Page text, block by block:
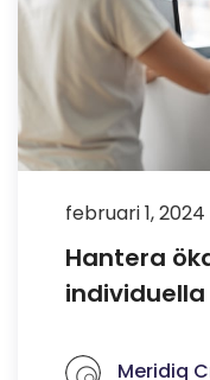
februari 1, 2024
Hantera
Meridiq